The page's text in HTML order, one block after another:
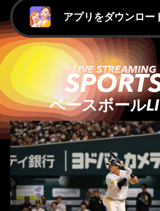
アプリをダウンロー
LIVE STREAMING
スポーツ中継
ベースボール